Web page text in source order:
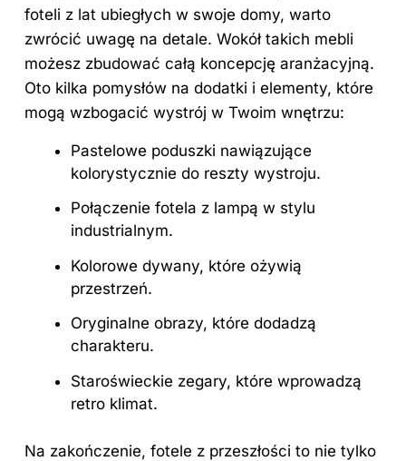
foteli z lat ubiegłych w swoje domy, warto
zwrócić uwagę na detale. Wokół takich mebli
możesz zbudować całą koncepcję aranżacyjną.
Oto kilka pomysłów na dodatki i elementy, które
mogą wzbogacić wystrój w Twoim wnętrzu:
Pastelowe poduszki nawiązujące
kolorystycznie do reszty wystroju.
Połączenie fotela z lampą w stylu
industrialnym.
Kolorowe dywany, które ożywią
przestrzeń.
Oryginalne obrazy, które dodadzą
charakteru.
Staroświeckie zegary, które wprowadzą
retro klimat.
Na zakończenie, fotele z przeszłości to nie tylko